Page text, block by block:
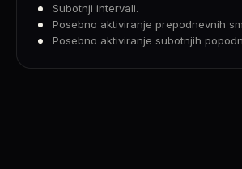
Subotnji intervali.
Posebno aktiviranje prepodnevnih
Posebno aktiviranje subotnjih